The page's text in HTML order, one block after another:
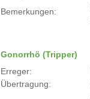
Bemerkungen:
Gonorrhö (Tripper)
Erreger:
Übertragung: